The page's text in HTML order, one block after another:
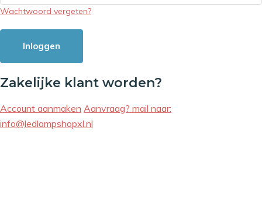
Wachtwoord vergeten?
Inloggen
Zakelijke klant worden?
Account aanmaken Aanvraag? mail naar:
info@ledlampshopxl.nl